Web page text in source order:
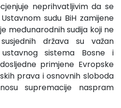
neprihvatljivim da se
sudu BiH zamijene
međunarodnih sudija koji ne
država su važan
sistema Bosne i
primjene Evropske
prava i osnovnih sloboda
supremacije naspram